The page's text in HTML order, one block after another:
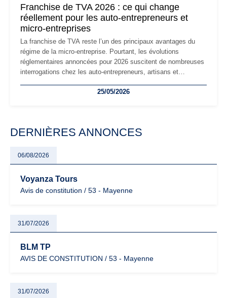
Franchise de TVA 2026 : ce qui change
réellement pour les auto-entrepreneurs et
micro-entreprises
La franchise de TVA reste l’un des principaux avantages du
régime de la micro-entreprise. Pourtant, les évolutions
réglementaires annoncées pour 2026 suscitent de nombreuses
interrogations chez les auto-entrepreneurs, artisans et
facturation ou risque de bascule vers la TVA : les règles
25/05/2026
DERNIÈRES ANNONCES
06/08/2026
Voyanza Tours
Avis de constitution / 53 - Mayenne
31/07/2026
BLM TP
AVIS DE CONSTITUTION / 53 - Mayenne
31/07/2026